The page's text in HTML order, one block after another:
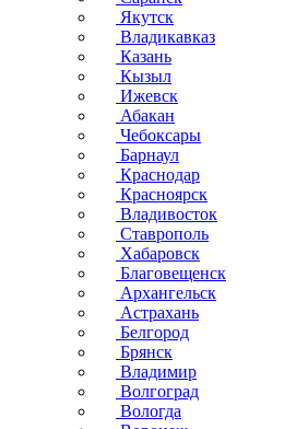
Якутск
Владикавказ
Казань
Кызыл
Ижевск
Абакан
Чебоксары
Барнаул
Краснодар
Красноярск
Владивосток
Ставрополь
Хабаровск
Благовещенск
Архангельск
Астрахань
Белгород
Брянск
Владимир
Волгоград
Вологда